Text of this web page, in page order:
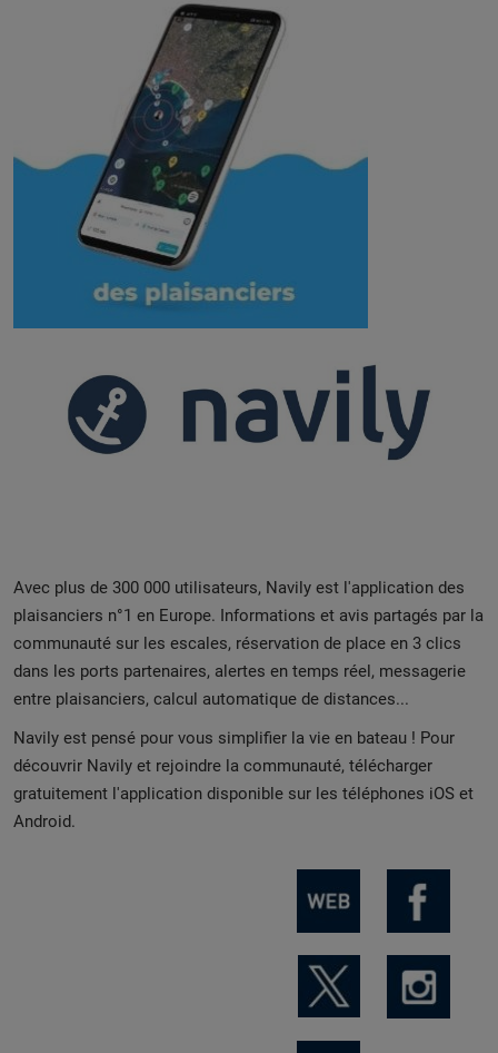
Avec plus de 300 000 utilisateurs, Navily est l'application des
plaisanciers n°1 en Europe. Informations et avis partagés par la
communauté sur les escales, réservation de place en 3 clics
dans les ports partenaires, alertes en temps réel, messagerie
entre plaisanciers, calcul automatique de distances...
Navily est pensé pour vous simplifier la vie en bateau ! Pour
découvrir Navily et rejoindre la communauté, télécharger
gratuitement l'application disponible sur les téléphones iOS et
Android.